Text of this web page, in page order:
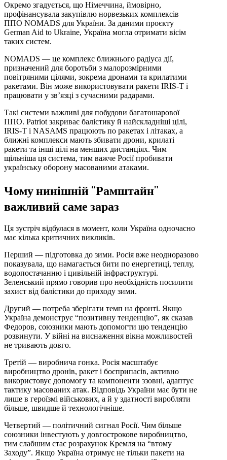
Окремо згадується, що Німеччина, ймовірно,
профінансувала закупівлю норвезьких комплексів
ППО NOMADS для України. За даними проєкту
German Aid to Ukraine, Україна могла отримати вісім
таких систем.
NOMADS — це комплекс ближнього радіуса дії,
призначений для боротьби з малорозмірними
повітряними цілями, зокрема дронами та крилатими
ракетами. Він може використовувати ракети IRIS-T і
працювати у зв’язці з сучасними радарами.
Такі системи важливі для побудови багатошарової
ППО. Patriot закриває балістику й найскладніші цілі,
IRIS-T і NASAMS працюють по ракетах і літаках, а
ближні комплекси мають збивати дрони, крилаті
ракети та інші цілі на менших дистанціях. Чим
щільніша ця система, тим важче Росії пробивати
українську оборону масованими атаками.
Чому нинішній “Рамштайн”
важливий саме зараз
Ця зустріч відбулася в момент, коли Україна одночасно
має кілька критичних викликів.
Перший — підготовка до зими. Росія вже неодноразово
показувала, що намагається бити по енергетиці, теплу,
водопостачанню і цивільній інфраструктурі.
Зеленський прямо говорив про необхідність посилити
захист від балістики до приходу зими.
Другий — потреба зберігати темп на фронті. Якщо
Україна демонструє “позитивну тенденцію”, як сказав
Федоров, союзники мають допомогти цю тенденцію
розвинути. У війні на виснаження вікна можливостей
не тривають довго.
Третій — виробнича гонка. Росія масштабує
виробництво дронів, ракет і боєприпасів, активно
використовує допомогу та компоненти ззовні, адаптує
тактику масованих атак. Відповідь України має бути не
лише в героїзмі військових, а й у здатності виробляти
більше, швидше й технологічніше.
Четвертий — політичний сигнал Росії. Чим більше
союзники інвестують у довгострокове виробництво,
тим слабшим стає розрахунок Кремля на “втому
Заходу”. Якщо Україна отримує не тільки пакети на